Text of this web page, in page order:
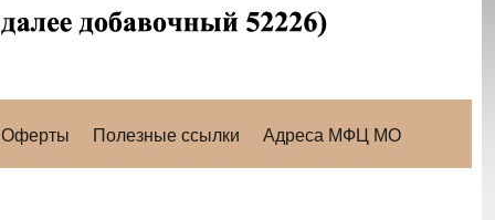
Оферты Полезные ссылки Адреса МФЦ МО